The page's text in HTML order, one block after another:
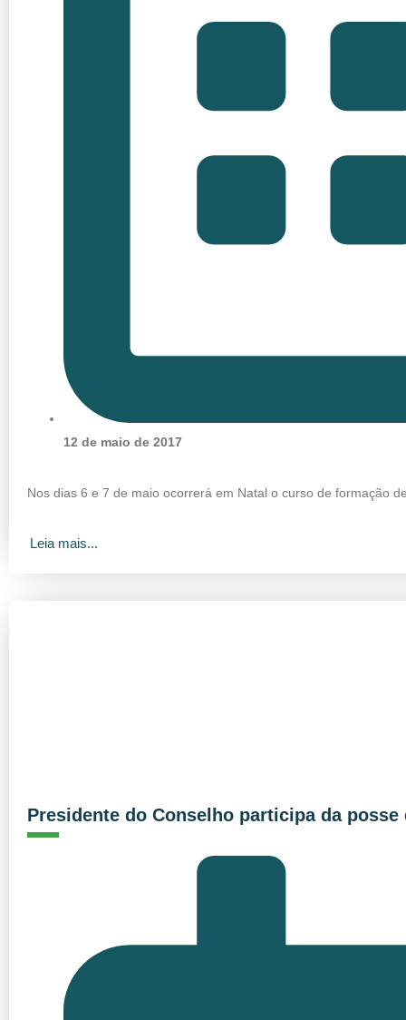
12 de maio de 2017
Nos dias 6 e 7 de maio ocorrerá em Natal o curso de formação
Leia mais...
Presidente do Conselho participa da posse